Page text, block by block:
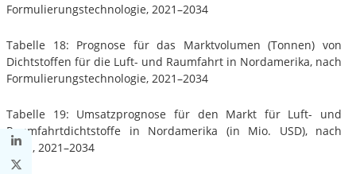
Formulierungstechnologie, 2021–2034
Tabelle 18: Prognose für das Marktvolumen (Tonnen) von
Dichtstoffen für die Luft- und Raumfahrt in Nordamerika, nach
Formulierungstechnologie, 2021–2034
Tabelle 19: Umsatzprognose für den Markt für Luft- und
Raumfahrtdichtstoffe in Nordamerika (in Mio. USD), nach
Land, 2021–2034